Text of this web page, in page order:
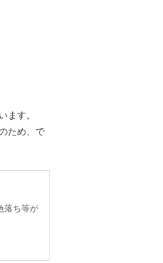
ます。
ため、で
落ち等が